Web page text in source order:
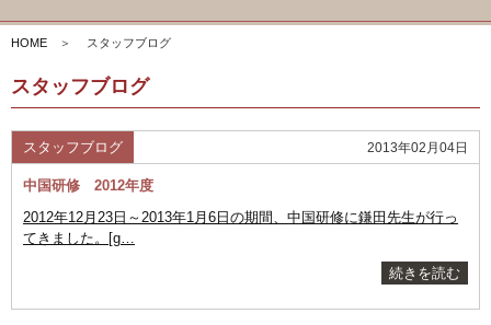
HOME ＞ スタッフブログ
スタッフブログ
スタッフブログ 2013年02月04日
中国研修 2012年度
2012年12月23日～2013年1月6日の期間、中国研修に鎌田先生が行っ
てきました。[g…
続きを読む